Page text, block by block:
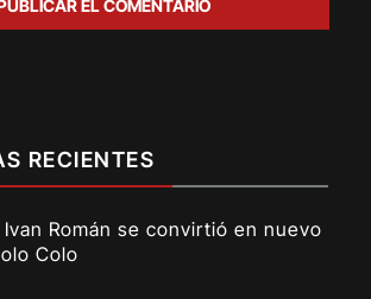
RECIENTES
Román se convirtió en nuevo
Colo